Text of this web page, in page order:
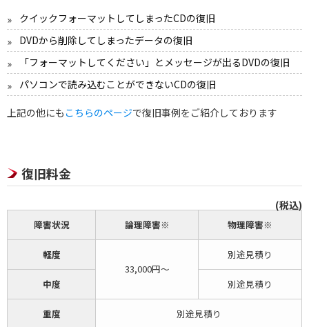
クイックフォーマットしてしまったCDの復旧
DVDから削除してしまったデータの復旧
「フォーマットしてください」とメッセージが出るDVDの復旧
パソコンで読み込むことができないCDの復旧
上記の他にも こちらのページで復旧事例をご紹介しております
復旧料金
(税込)
障害状況 論理障害※ 物理障害※
軽度
33,000円～
別途見積り
中度 別途見積り
重度 別途見積り